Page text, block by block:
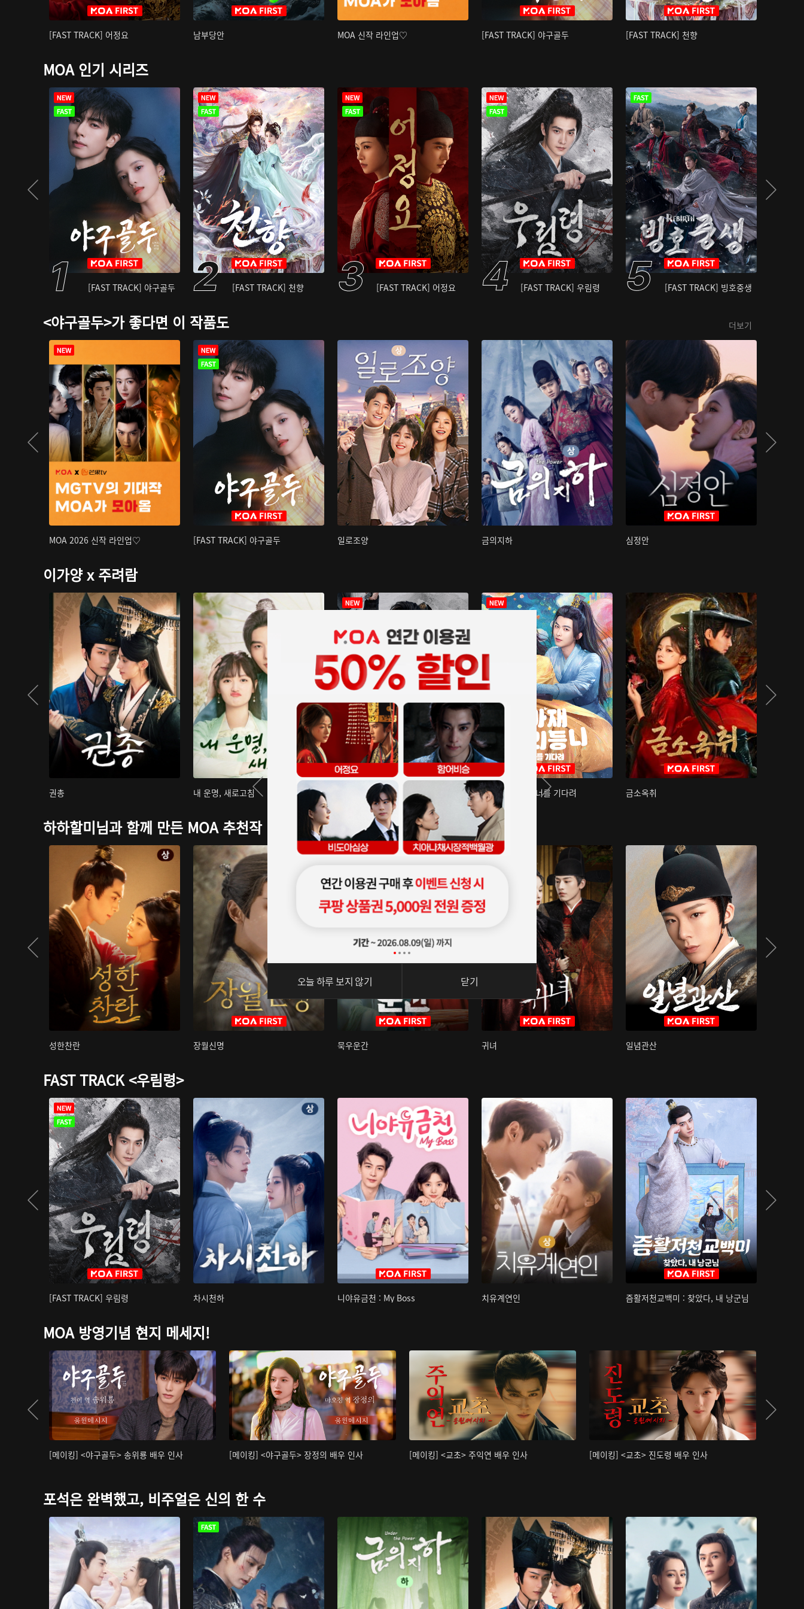
[FAST TRACK] 어정요 남부당안 MOA 신작 라인업♡ [FAST TRACK] 야구골두 [FAST TRACK] 천향
MOA 인기 시리즈
[FAST TRACK] 야구골두 [FAST TRACK] 천향 [FAST TRACK] 어정요 [FAST TRACK] 우림령 [FAST TRACK] 빙호중생
<야구골두>가 좋다면 이 작품도 더보기
MOA 2026 신작 라인업♡ [FAST TRACK] 야구골두 일로조양 금의지하 심정안
이가양 x 주려람
권총 내 운명, 새로고침 아재저리등니 : 너를 기다려 금소옥취
하하할미님과 함께 만든 MOA 추천작
성한찬란 장월신명 묵우운간 귀녀 일념관산
FAST TRACK <우림령>
[FAST TRACK] 우림령 차시천하 니야유금천 : My Boss 치유계연인 즘활저천교백미 : 찾았다, 내 낭군님
MOA 방영기념 현지 메세지!
[메이킹] <야구골두> 송위룡 배우 인사 [메이킹] <야구골두> 장정의 배우 인사 [메이킹] <교초> 주익연 배우 인사 [메이킹] <교초> 진도령 배우 인사
포석은 완벽했고, 비주얼은 신의 한 수
오늘 하루 보지 않기 닫기